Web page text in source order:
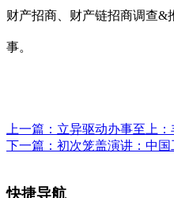
财产招商、财产链招商调查&
事。
上一篇： 立异驱动办事至上
下一篇： 初次笼盖演讲：中
快捷导航